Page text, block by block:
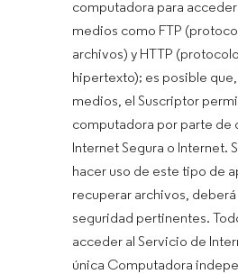
computadora para
medios como FTP
archivos) y HTTP
hipertexto); es posible
medios, el Suscriptor
computadora por parte de
Internet Segura o Internet.
hacer uso de este tipo de
recuperar archivos,
seguridad pertinentes.
acceder al Servicio de
única Computadora